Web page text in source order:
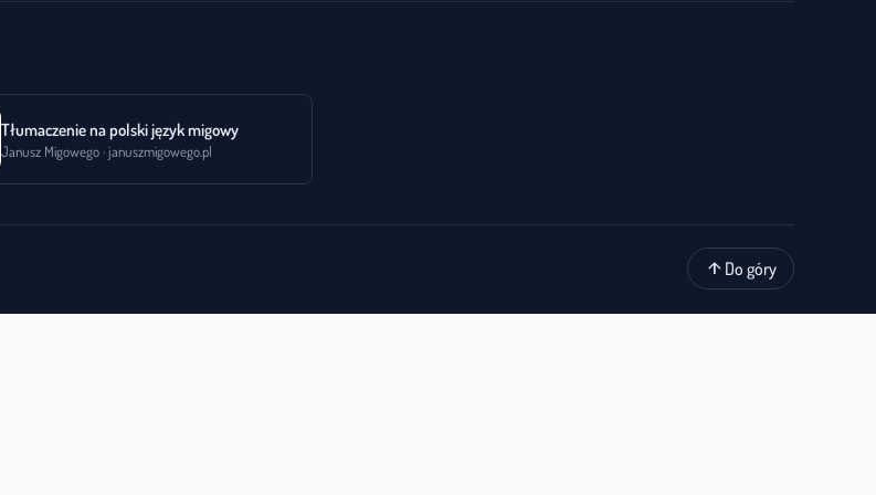
Tłumaczenie na polski język migowy
Janusz Migowego · januszmigowego.pl
arrow_upward Do góry